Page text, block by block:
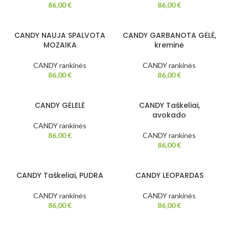
86,00€
86,00€
CANDY NAUJA SPALVOTA
MOZAIKA
CANDY rankinės
86,00€
CANDY GARBANOTA GĖLĖ,
kreminė
CANDY rankinės
86,00€
CANDY GĖLELĖ
CANDY rankinės
86,00€
CANDY Taškeliai,
avokado
CANDY rankinės
86,00€
CANDY Taškeliai, PUDRA
CANDY rankinės
86,00€
CANDY LEOPARDAS
CANDY rankinės
86,00€